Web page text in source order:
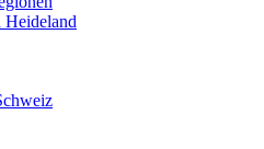
Heideland